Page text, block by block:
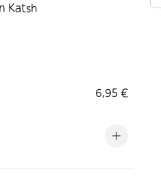
Katsh
6,95 €